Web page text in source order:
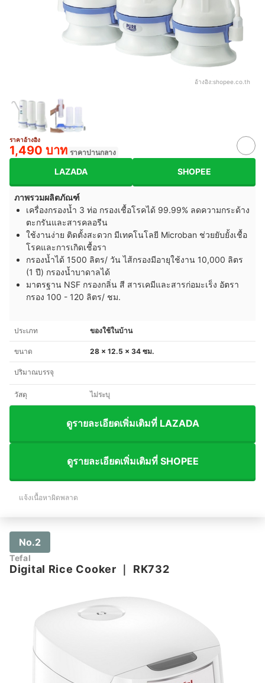
อ้างอิง:shopee.co.th
ราคาอ้างอิง
1,490 บาท ราคาปานกลาง
LAZADA SHOPEE
ภาพรวมผลิตภัณฑ์
เครื่องกรองน้ำ 3 ท่อ กรองเชื้อโรคได้ 99.99% ลดความกระด้าง
ตะกรันและสารคลอรีน
ใช้งานง่าย ติดตั้งสะดวก มีเทคโนโลยี Microban ช่วยยับยั้งเชื้อ
โรคและการเกิดเชื้อรา
กรองน้ำได้ 1500 ลิตร/ วัน ไส้กรองมีอายุใช้งาน 10,000 ลิตร
(1 ปี) กรองน้ำบาดาลได้
มาตรฐาน NSF กรองกลิ่น สี สารเคมีและสารก่อมะเร็ง อัตรา
กรอง 100 - 120 ลิตร/ ชม.
ประเภท ของใช้ในบ้าน
ขนาด 28 x 12.5 x 34 ซม.
ปริมาณบรรจุ
วัสดุ ไม่ระบุ
ดูรายละเอียดเพิ่มเติมที่ LAZADA
ดูรายละเอียดเพิ่มเติมที่ SHOPEE
แจ้งเนื้อหาผิดพลาด
No.2
Tefal
Digital Rice Cooker RK732